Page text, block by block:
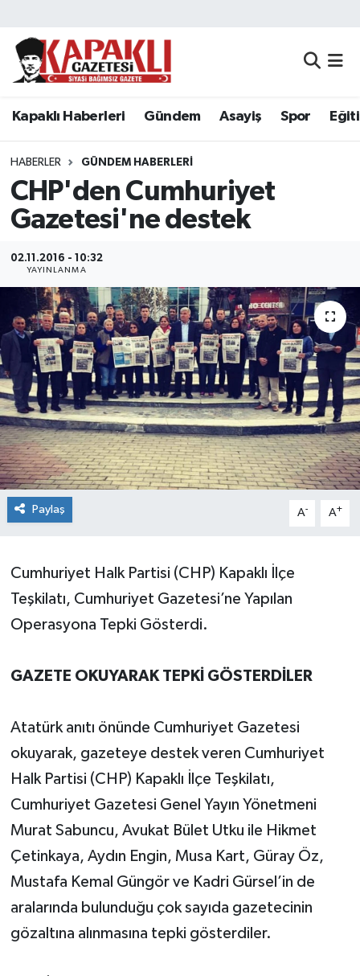
Kapaklı Haberleri Gündem Asayiş Spor
HABERLER GÜNDEM HABERLERI
CHP'den Cumhuriyet
Gazetesi'ne destek
02.11.2016 - 10:32
YAYINLANMA
Paylaş A- A+
Cumhuriyet Halk Partisi (CHP) Kapaklı İlçe
Teşkilatı, Cumhuriyet Gazetesi’ne Yapılan
Operasyona Tepki Gösterdi.
GAZETE OKUYARAK TEPKİ GÖSTERDİLER
Atatürk anıtı önünde Cumhuriyet Gazetesi
okuyarak, gazeteye destek veren Cumhuriyet
Halk Partisi (CHP) Kapaklı İlçe Teşkilatı,
Cumhuriyet Gazetesi Genel Yayın Yönetmeni
Murat Sabuncu, Avukat Bület Utku ile Hikmet
Çetinkaya, Aydın Engin, Musa Kart, Güray Öz,
Mustafa Kemal Güngör ve Kadri Gürsel’in de
aralarında bulunduğu çok sayıda gazetecinin
gözaltına alınmasına tepki gösterdiler.
Kapaklı Haberleri
Asayiş
Spor
Eğitim
Siyaset
Resmi Reklamlar
Tekirdağ
Ekonomi
Sağlık
Teknoloji
Yaşam
Tekirdağ Nöbetçi Eczaneler
Tekirdağ Namaz Vakitleri
Tekirdağ Trafik Yoğunluk Haritası
Süper Lig Puan Durumu ve Fikstür
Tüm Manşetler
Son Dakika Haberleri
Haber Arşivi